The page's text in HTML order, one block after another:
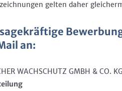
gelten daher
an:
WACHSCHUTZ GMBH & CO. KG